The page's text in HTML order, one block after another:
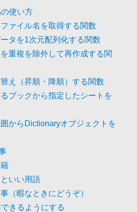
使い方
ァイル名を取得する関数
タを1次元配列化する関数
重複を除外して再作成する関
え（昇順・降順）する関数
ブックから指定したシートを
からDictionaryオブジェクトを
いい用語
（暇なときにどうぞ）
きるようにする